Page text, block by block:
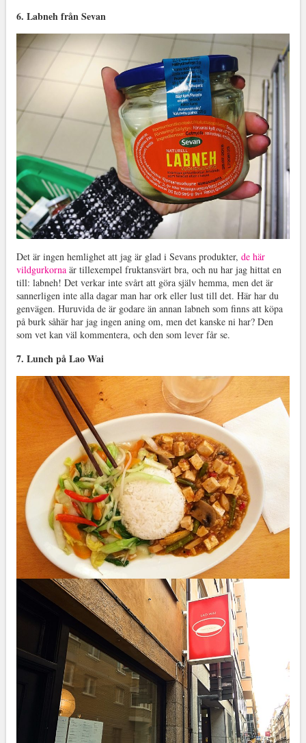
6. Labneh från Sevan
Det är ingen hemlighet att jag är glad i Sevans produkter, de här
vildgurkornaär tillexempel fruktansvärt bra, och nu har jag hittat en
till: labneh! Det verkar inte svårt att göra själv hemma, men det är
sannerligen inte alla dagar man har ork eller lust till det. Här har du
genvägen. Huruvida de är godare än annan labneh som finns att köpa
på burk såhär har jag ingen aning om, men det kanske ni har? Den
som vet kan väl kommentera, och den som lever får se.
7. Lunch på Lao Wai